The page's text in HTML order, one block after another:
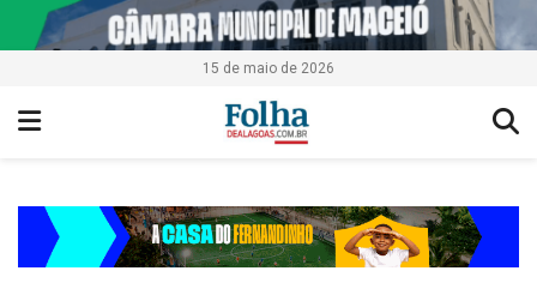
15 de maio de 2026